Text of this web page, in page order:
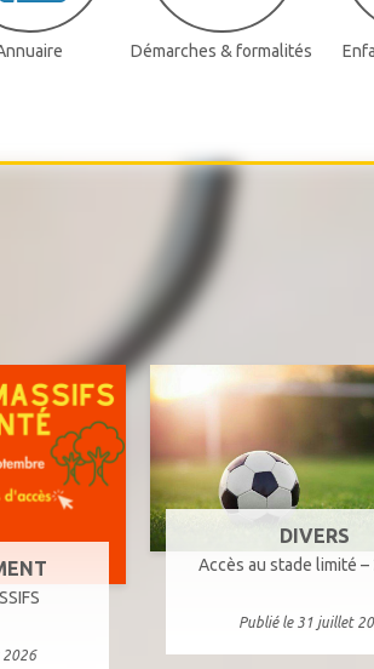
Démarches & formalités
2026
DIVERS
Accès au stade limité –
Publié le 31 juillet